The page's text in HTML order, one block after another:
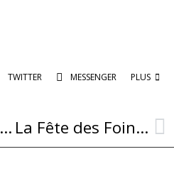
TWITTER MESSENGER PLUS
Un week-end de chant à Combret avec le duo Berezko La Fête des Foins de retour à Combret !